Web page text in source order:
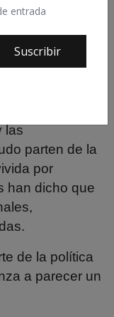
entrada
Suscribir
o desafía
ser
humor
las
parten de la
por
han dicho que
de la política
a parecer un